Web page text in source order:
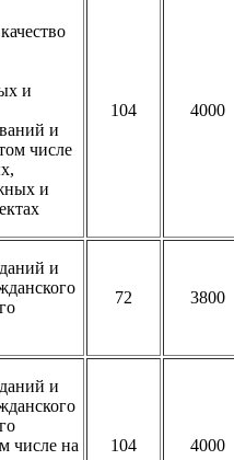
и
и
числе
и
104 4000
и
72 3800
и
числе на
104 4000